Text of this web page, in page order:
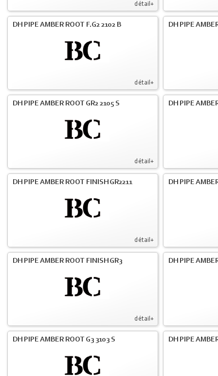
détail+
détail+
DH PIPE AMBER ROOT F.G2 2102 B DH PIPE
détail+
DH PIPE AMBER ROOT GR2 2105 S DH PIPE
détail+
DH PIPE AMBER ROOT FINISH GR2211 DH PIPE
détail+
DH PIPE AMBER ROOT FINISH GR3 DH PIPE
DH PIPE AMBER ROOT G3 3103 S DH PIPE